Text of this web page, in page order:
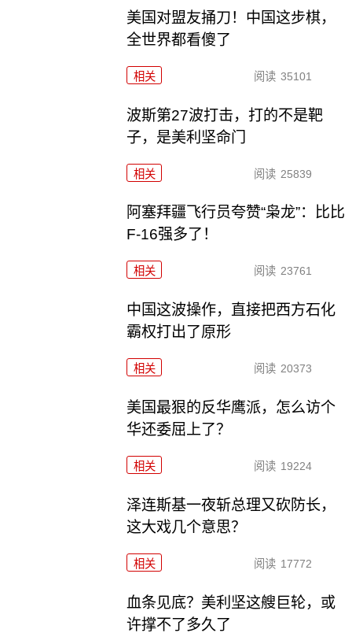
美国对盟友捅刀！中国这步棋，
全世界都看傻了
相关 阅读 35101
波斯第27波打击，打的不是靶
子，是美利坚命门
相关 阅读 25839
阿塞拜疆飞行员夸赞“枭龙”：比比
F-16强多了！
相关 阅读 23761
中国这波操作，直接把西方石化
霸权打出了原形
相关 阅读 20373
美国最狠的反华鹰派，怎么访个
华还委屈上了？
相关 阅读 19224
泽连斯基一夜斩总理又砍防长，
这大戏几个意思？
相关 阅读 17772
血条见底？美利坚这艘巨轮，或
许撑不了多久了